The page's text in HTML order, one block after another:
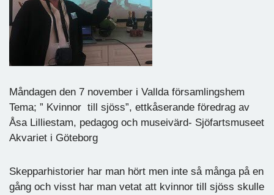
Måndagen den 7 november i Vallda församlingshem
Tema; ” Kvinnor till sjöss”, ettkåserande föredrag av
Åsa Lilliestam, pedagog och museivärd- Sjöfartsmuseet
Akvariet i Göteborg
Skepparhistorier har man hört men inte så många på en
gång och visst har man vetat att kvinnor till sjöss skulle